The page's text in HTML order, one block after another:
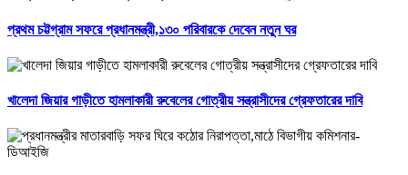
প্রথম চট্টগ্রাম সফরে প্রধানমন্ত্রী,১৩০ পরিবারকে দেবেন নতুন ঘর
খালেদা জিয়ার গাড়ীতে হামলাকারী রুবেলের গোত্রীয় সন্ত্রাসীদের গ্রেফতারের দাবি